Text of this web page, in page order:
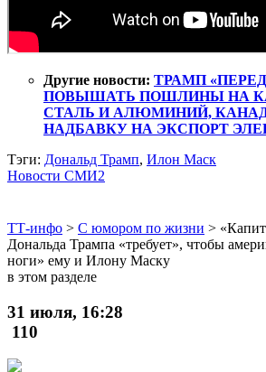
Другие новости: ТРАМП
ПОВЫШАТЬ ПОШЛИНЫ НА
СТАЛЬ И АЛЮМИНИЙ,
НАДБАВКУ НА ЭКСПОРТ
Тэги: Дональд Трамп, Илон Маск
Новости СМИ2
ТТ-инфо > С юмором по жизни >
Дональда Трампа «требует», чтобы
ноги» ему и Илону Маску
в этом разделе
31 июля, 16:28
110